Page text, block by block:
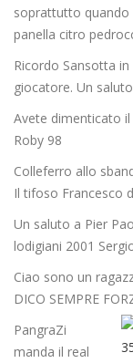
soprattutto quando
panella citro
Ricordo Sansotta in
giocatore. Un
Avete dimenticato
Roby 98
Colleferro allo
Il tifoso Francesco
Un saluto a Pier
lodigiani 2001
Ciao sono un
DICO SEMPRE
PangraZi
manda il real